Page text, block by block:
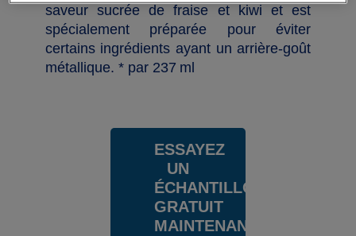
saveur sucrée de fraise et kiwi et est
spécialement préparée pour éviter
certains ingrédients ayant un arrière-goût
métallique. * par 237 ml
ESSAYEZ
UN
ÉCHANTILLON
GRATUIT
MAINTENANT